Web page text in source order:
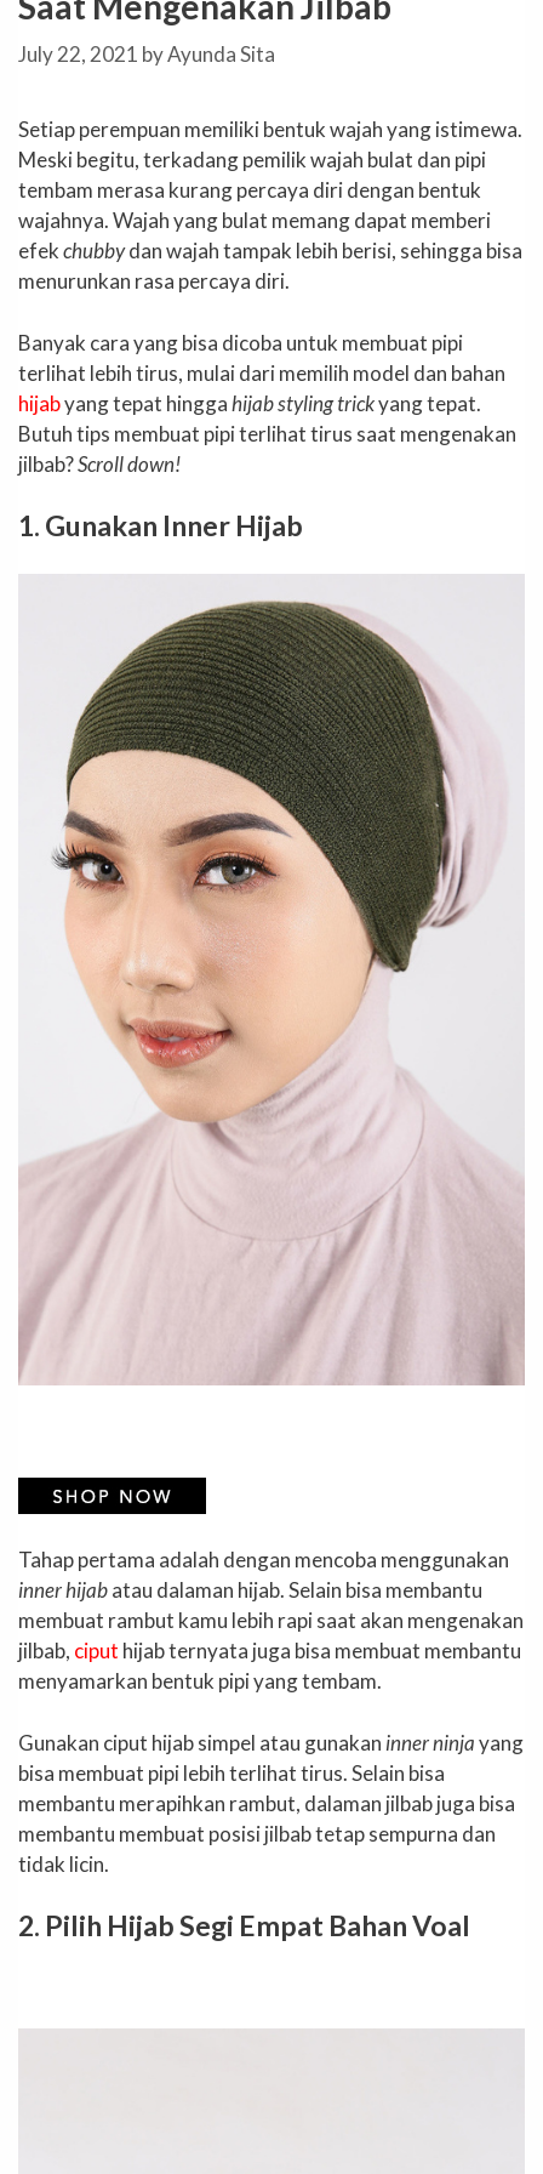
July 22, 2021 byAyunda Sita
Setiap perempuan memiliki bentuk wajah yang istimewa.
Meski begitu, terkadang pemilik wajah bulat dan pipi
tembam merasa kurang percaya diri dengan bentuk
wajahnya. Wajah yang bulat memang dapat memberi
efekchubbydan wajah tampak lebih berisi, sehingga bisa
menurunkan rasa percaya diri.
Banyak cara yang bisa dicoba untuk membuat pipi
terlihat lebih tirus, mulai dari memilih model dan bahan
hijabyang tepat hinggahijab styling trickyang tepat.
Butuh tips membuat pipi terlihat tirus saat mengenakan
jilbab?Scroll down!
1. Gunakan Inner Hijab
Tahap pertama adalah dengan mencoba menggunakan
inner hijabatau dalaman hijab. Selain bisa membantu
membuat rambut kamu lebih rapi saat akan mengenakan
jilbab, ciput hijab ternyata juga bisa membuat membantu
menyamarkan bentuk pipi yang tembam.
Gunakan ciput hijab simpel atau gunakan inner ninjayang
bisa membuat pipi lebih terlihat tirus. Selain bisa
membantu merapihkan rambut, dalaman jilbab juga bisa
membantu membuat posisi jilbab tetap sempurna dan
tidak licin.
2. Pilih Hijab Segi Empat Bahan Voal